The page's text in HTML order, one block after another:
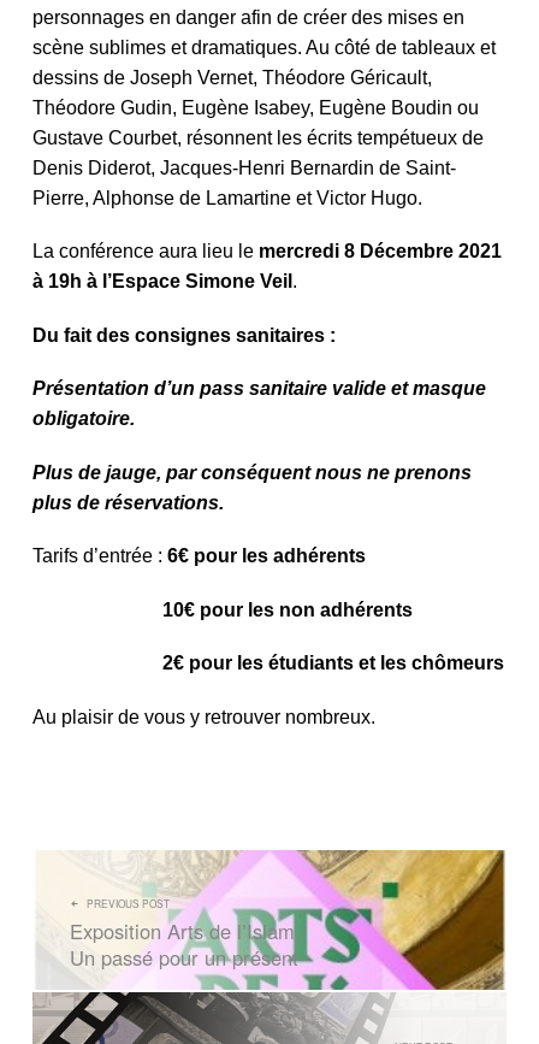
personnages en danger afin de créer des mises en
scène sublimes et dramatiques. Au côté de tableaux et
dessins de Joseph Vernet, Théodore Géricault,
Théodore Gudin, Eugène Isabey, Eugène Boudin ou
Gustave Courbet, résonnent les écrits tempétueux de
Denis Diderot, Jacques-Henri Bernardin de Saint-
Pierre, Alphonse de Lamartine et Victor Hugo.
La conférence aura lieu le mercredi 8 Décembre 2021
à 19h à l’Espace Simone Veil .
Du fait des consignes sanitaires :
Présentation d’un pass sanitaire valide et masque
obligatoire.
Plus de jauge, par conséquent nous ne prenons
plus de réservations.
Tarifs d’entrée : 6€ pour les adhérents
10€ pour les non adhérents
2€ pour les étudiants et les chômeurs
Au plaisir de vous y retrouver nombreux.
NAVIGATION DE L’ARTICLE
PREVIOUS POST
Exposition Arts de l’Islam,
Un passé pour un présent